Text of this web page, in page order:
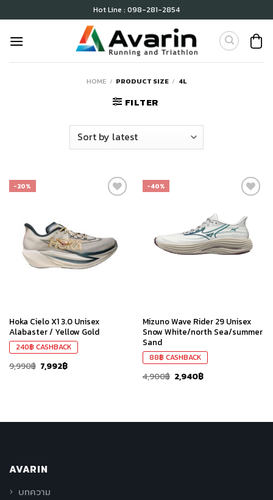
to
content
Hot Line : 098-281-2854
HOME / PRODUCT SIZE / 4L
FILTER
-20%
ที่ชอบ
Hoka Cielo X1 3.0 Unisex
Alabaster / Yellow Gold
240฿ CASHBACK
9,990฿ 7,992฿
-40%
ใน
สินค้า
ที่ชอบ
Mizuno Wave Rider 29 Unisex
Snow White/north Sea/summer
Sand
88฿ CASHBACK
4,900฿ 2,940฿
AVARIN
บทความ